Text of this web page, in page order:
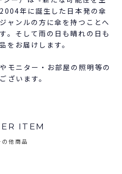
年に誕生した日本発の傘
ャンルの方に傘を持つことへ
。そして雨の日も晴れの日も
をお届けします。
モニター・お部屋の照明等の
ざいます。
ITEM
の他商品